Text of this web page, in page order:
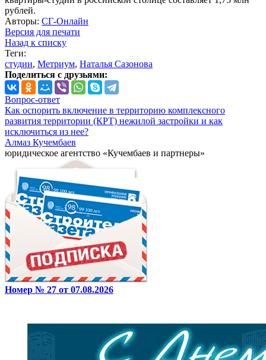
рублей.
Авторы: СГ-Онлайн
Версия для печати
Назад к списку
Теги:
студии, Метриум, Наталья Сазонова
Поделиться с друзьями:
Вопрос-ответ
Как оспорить включение в территорию комплексного
развития территории (КРТ) нежилой застройки и как
исключиться из нее?
Алмаз Кучембаев
юридическое агентство «Кучембаев и партнеры»
Номер № 27 от 07.08.2026